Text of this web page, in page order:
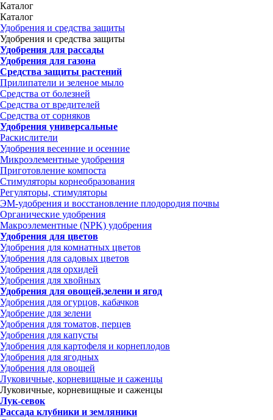
Каталог
Каталог
Удобрения и средства защиты
Удобрения и средства защиты
Удобрения для рассады
Удобрения для газона
Средства защиты растений
Прилипатели и зеленое мыло
Средства от болезней
Средства от вредителей
Средства от сорняков
Удобрения универсальные
Раскислители
Удобрения весенние и осенние
Микроэлементные удобрения
Приготовление компоста
Стимуляторы корнеобразования
Регуляторы, стимуляторы
ЭМ-удобрения и восстановление плодородия почвы
Органические удобрения
Макроэлементные (NPK) удобрения
Удобрения для цветов
Удобрения для комнатных цветов
Удобрения для садовых цветов
Удобрения для орхидей
Удобрения для хвойных
Удобрения для овощей,зелени и ягод
Удобрения для огурцов, кабачков
Удобрение для зелени
Удобрения для томатов, перцев
Удобрения для капусты
Удобрения для картофеля и корнеплодов
Удобрения для ягодных
Удобрения для овощей
Луковичные, корневищные и саженцы
Луковичные, корневищные и саженцы
Лук-севок
Рассада клубники и земляники